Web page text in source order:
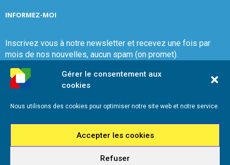
Gérer le consentement aux
cookies
Nous utilisons des cookies pour optimiser notre site web et notre service.
Accepter les cookies
Refuser
INFORMEZ-MOI
Inscrivez vous à notre newsletter et recevez une fois par
mois de nos nouvelles, aucun spam (on promet).